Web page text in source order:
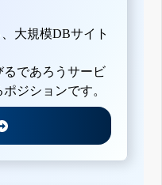
大規模DBサイト
るであろうサービ
ジションです。